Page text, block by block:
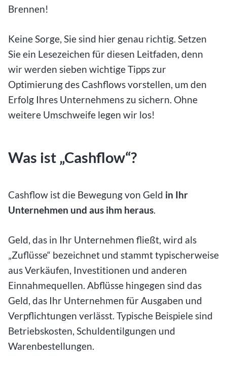
Brennen!
Keine Sorge, Sie sind hier genau richtig. Setzen
Sie ein Lesezeichen für diesen Leitfaden, denn
wir werden sieben wichtige Tipps zur
Optimierung des Cashflows vorstellen, um den
Erfolg Ihres Unternehmens zu sichern. Ohne
weitere Umschweife legen wir los!
Was ist „Cashflow“?
Cashflow ist die Bewegung von Geld in Ihr
Unternehmen und aus ihm heraus.
Geld, das in Ihr Unternehmen fließt, wird als
„Zuflüsse“ bezeichnet und stammt typischerweise
aus Verkäufen, Investitionen und anderen
Einnahmequellen. Abflüsse hingegen sind das
Geld, das Ihr Unternehmen für Ausgaben und
Verpflichtungen verlässt. Typische Beispiele sind
Betriebskosten, Schuldentilgungen und
Warenbestellungen.